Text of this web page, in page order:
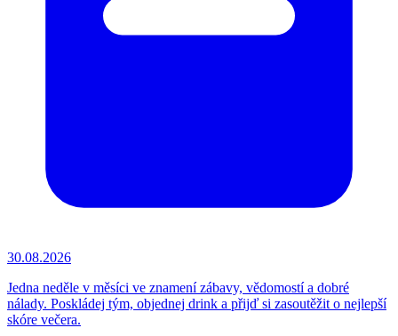
30.08.2026
Jedna neděle v měsíci ve znamení zábavy, vědomostí a dobré
nálady. Poskládej tým, objednej drink a přijď si zasoutěžit o nejlepší
skóre večera.